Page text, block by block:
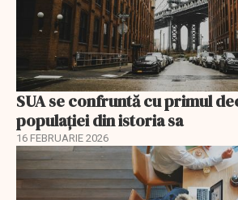
SUA se confruntă cu primul
populației din istoria sa
16 FEBRUARIE 2026